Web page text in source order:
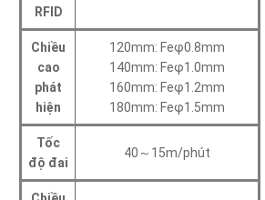
RFID
Chiều
cao
phát
hiện
120mm: Feφ0.8mm
140mm: Feφ1.0mm
160mm: Feφ1.2mm
180mm: Feφ1.5mm
Tốc
độ đai
40～15m/phút